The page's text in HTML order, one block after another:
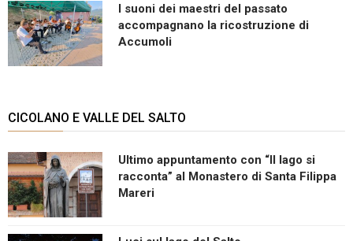
I suoni dei maestri del passato
accompagnano la ricostruzione di
Accumoli
CICOLANO E VALLE DEL SALTO
Ultimo appuntamento con “Il lago si
racconta” al Monastero di Santa Filippa
Mareri